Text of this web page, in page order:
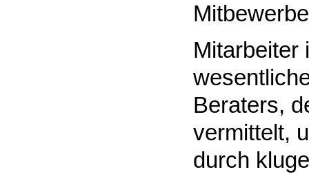
Mitarbeiter
Beraters,
vermittelt,
durch